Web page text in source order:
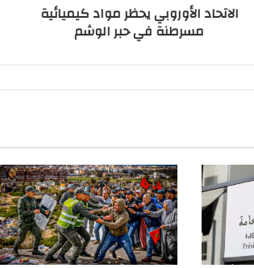
الاتحاد الأوروبي يحظر مواد كيميائية
مسرطنة في حبر الوشم